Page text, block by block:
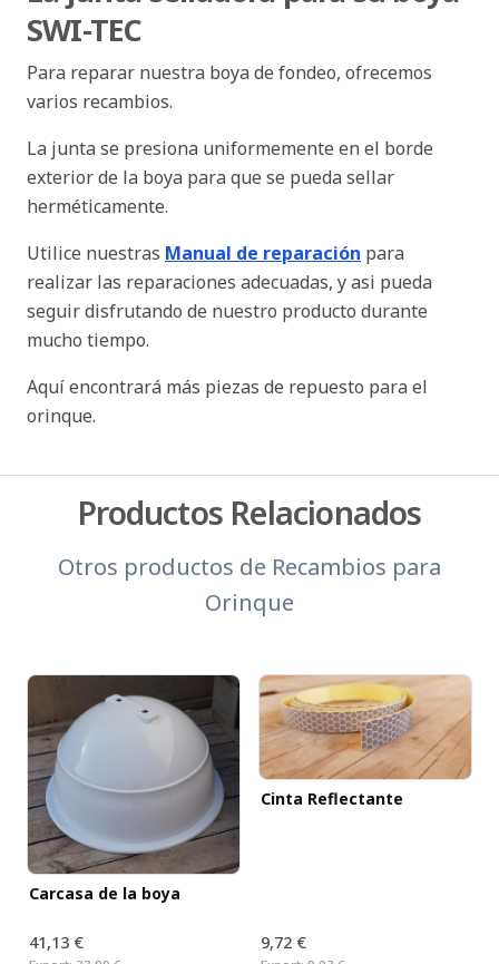
SWI-TEC
Para reparar nuestra boya de fondeo, ofrecemos
varios recambios.
La junta se presiona uniformemente en el borde
exterior de la boya para que se pueda sellar
herméticamente.
Utilice nuestras Manual de reparación para
realizar las reparaciones adecuadas, y asi pueda
seguir disfrutando de nuestro producto durante
mucho tiempo.
Aquí encontrará más piezas de repuesto para el
orinque.
Productos Relacionados
Otros productos de Recambios para
Orinque
Carcasa de la boya
41,13 €
Cinta Reflectante
9,72 €